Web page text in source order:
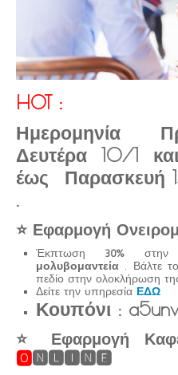
HOT :
Ημερομηνία
Δευτέρα 10/1
έως Παρασκευή
.
⭐ Εφαρμογή
Έκπτωση30%στην
μολυβομαντεία . Βάλτε
πεδίο στην ολοκλήρωση
Δείτε την υπηρεσία ΕΔΩ
Κουπόνι :
⭐ Εφαρμογή
🅾🅽🅻🅸🅽🅴